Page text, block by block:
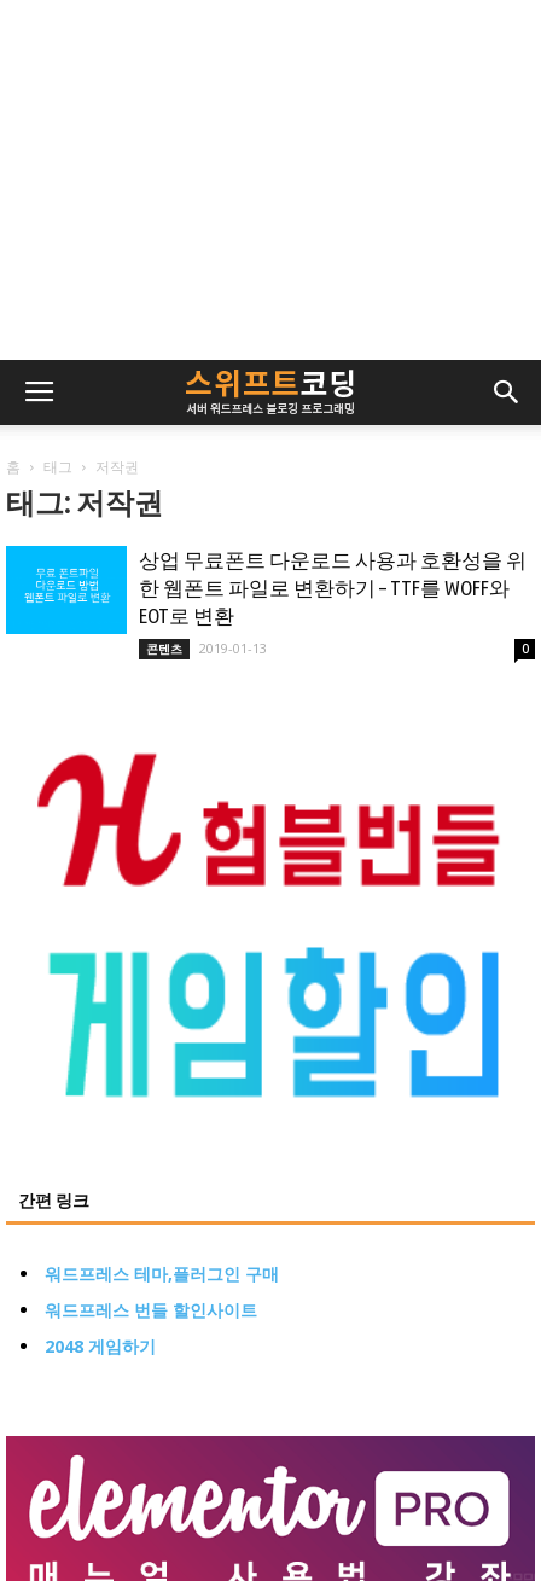
홈 태그 저작권
태그: 저작권
상업 무료폰트 다운로드 사용과 호환성을 위
한 웹폰트 파일로 변환하기 – TTF를 WOFF와
EOT로 변환
콘텐츠 2019-01-13 0
간편 링크
워드프레스 테마,플러그인 구매
워드프레스 번들 할인사이트
2048 게임하기